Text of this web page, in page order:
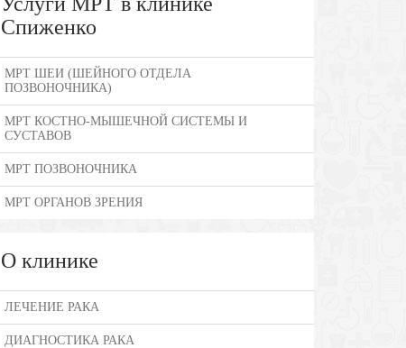
Спиженко
МРТ ШЕИ (ШЕЙНОГО ОТДЕЛА
ПОЗВОНОЧНИКА)
МРТ КОСТНО-МЫШЕЧНОЙ СИСТЕМЫ И
СУСТАВОВ
МРТ ПОЗВОНОЧНИКА
МРТ ОРГАНОВ ЗРЕНИЯ
О клинике
ЛЕЧЕНИЕ РАКА
ДИАГНОСТИКА РАКА